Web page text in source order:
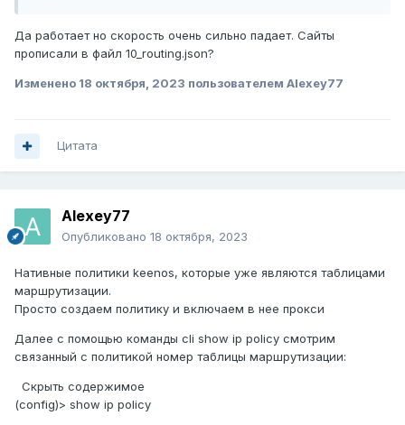
Да работает но скорость очень сильно падает. Сайты
прописали в файл 10_routing.json?
Изменено 18 октября, 2023 пользователем Alexey77
Цитата
Alexey77
Опубликовано 18 октября, 2023
Нативные политики keenos, которые уже являются таблицами
маршрутизации.
Просто создаем политику и включаем в нее прокси
Далее с помощью команды cli show ip policy смотрим
связанный с политикой номер таблицы маршрутизации:
Скрыть содержимое
(config)> show ip policy